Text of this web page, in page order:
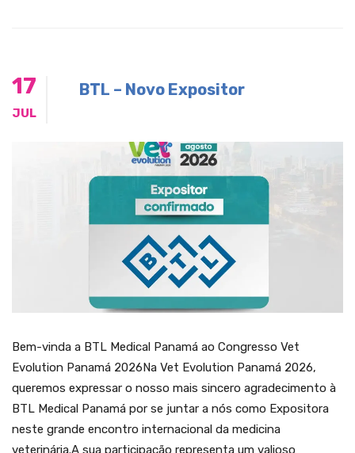
17
JUL
BTL – Novo Expositor
Bem-vinda a BTL Medical Panamá ao Congresso Vet
Evolution Panamá 2026Na Vet Evolution Panamá 2026,
queremos expressar o nosso mais sincero agradecimento à
BTL Medical Panamá por se juntar a nós como Expositora
neste grande encontro internacional da medicina
veterinária.A sua participação representa um valioso